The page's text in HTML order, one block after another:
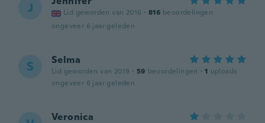
J Lid geworden van 2016 · 816 beoordelingen
ongeveer 6 jaar geleden
S Selma
Lid geworden van 2019 · 59 beoordelingen · 1 uploads
ongeveer 6 jaar geleden
Veronica